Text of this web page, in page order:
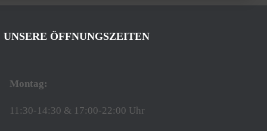
UNSERE ÖFFNUNGSZEITEN
Montag:
11:30-14:30 & 17:00-22:00 Uhr